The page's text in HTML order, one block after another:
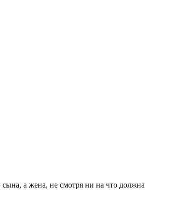
а жена, не смотря ни на что должна